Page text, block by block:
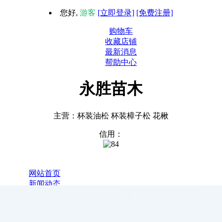
您好, 游客 [立即登录] [免费注册]
购物车
收藏店铺
最新消息
帮助中心
永胜苗木
主营：杯装油松 杯装樟子松 花楸
信用：
网站首页
新闻动态